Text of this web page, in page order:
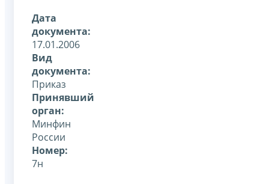
Дата
документа:
17.01.2006
Вид
документа:
Приказ
Принявший
орган:
Минфин
России
Номер:
7н